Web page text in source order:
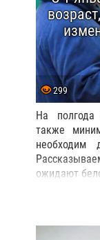
299
На полгода
также
необходим
ожидают